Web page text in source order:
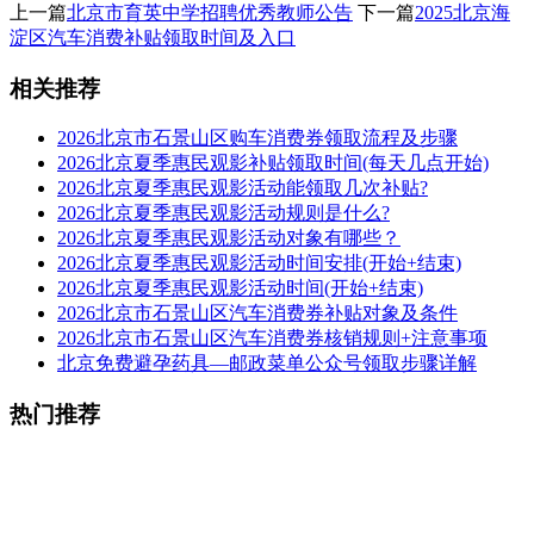
上一篇北京市育英中学招聘优秀教师公告 下一篇2025北京海
淀区汽车消费补贴领取时间及入口
相关推荐
2026北京市石景山区购车消费券领取流程及步骤
2026北京夏季惠民观影补贴领取时间(每天几点开始)
2026北京夏季惠民观影活动能领取几次补贴?
2026北京夏季惠民观影活动规则是什么?
2026北京夏季惠民观影活动对象有哪些？
2026北京夏季惠民观影活动时间安排(开始+结束)
2026北京夏季惠民观影活动时间(开始+结束)
2026北京市石景山区汽车消费券补贴对象及条件
2026北京市石景山区汽车消费券核销规则+注意事项
北京免费避孕药具—邮政菜单公众号领取步骤详解
热门推荐